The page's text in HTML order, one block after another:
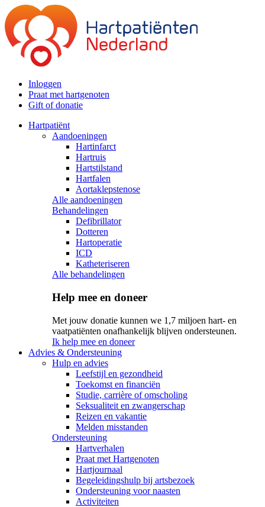
Inloggen
Praat met hartgenoten
Gift of donatie
Hartpatiënt
Aandoeningen
Hartinfarct
Hartruis
Hartstilstand
Hartfalen
Aortaklepstenose
Alle aandoeningen
Behandelingen
Defibrillator
Dotteren
Hartoperatie
ICD
Katheteriseren
Alle behandelingen
Help mee en doneer
Met jouw donatie kunnen we 1,7 miljoen hart- en
vaatpatiënten onafhankelijk blijven ondersteunen.
Ik help mee en doneer
Advies & Ondersteuning
Hulp en advies
Leefstijl en gezondheid
Toekomst en financiën
Studie, carrière of omscholing
Seksualiteit en zwangerschap
Reizen en vakantie
Melden misstanden
Ondersteuning
Hartverhalen
Praat met Hartgenoten
Hartjournaal
Begeleidingshulp bij artsbezoek
Ondersteuning voor naasten
Activiteiten